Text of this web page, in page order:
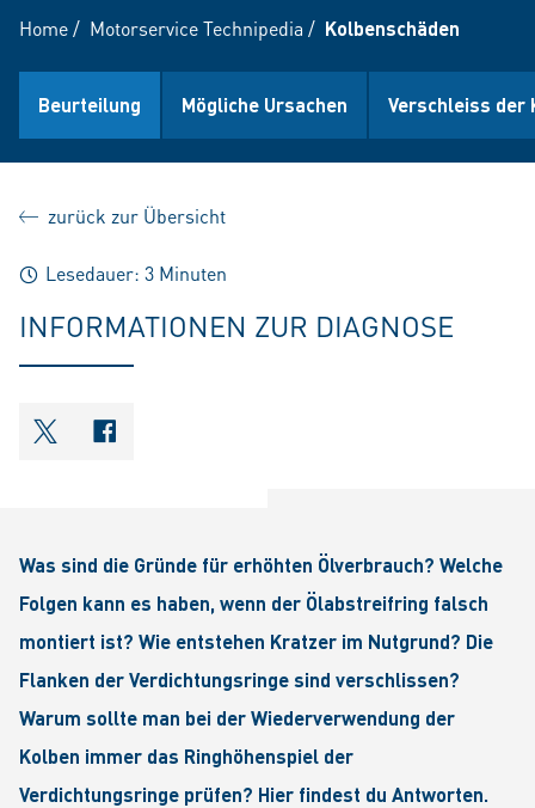
Home/ Motorservice Technipedia / Kolbenschäden
Beurteilung Mögliche Ursachen Verschleiss der
zurück zur Übersicht
Lesedauer: 3 Minuten
INFORMATIONEN ZUR DIAGNOSE
shareOntwitter
shareOnfacebook
Was sind die Gründe für erhöhten Ölverbrauch? Welche
Folgen kann es haben, wenn der Ölabstreifring falsch
montiert ist? Wie entstehen Kratzer im Nutgrund? Die
Flanken der Verdichtungsringe sind verschlissen?
Warum sollte man bei der Wiederverwendung der
Kolben immer das Ringhöhenspiel der
Verdichtungsringe prüfen? Hier findest du Antworten.